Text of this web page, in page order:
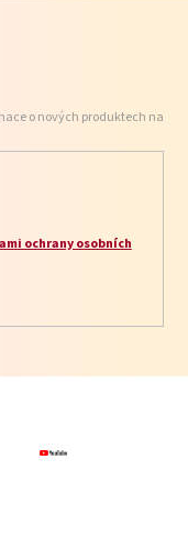
o nových produktech na
ochrany osobních